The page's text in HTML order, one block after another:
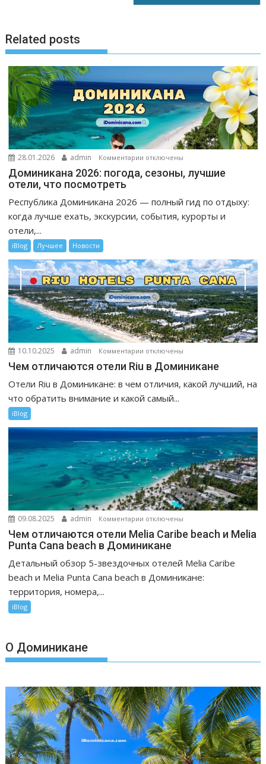
ь
Related posts
28.01.2026 admin Комментарии к
Доминикана
погода,
сезоны,
что
посмотреть
отключены
Доминикана 2026: погода, сезоны, лучшие
отели, что посмотреть
Республика Доминикана 2026 — полный гид по отдыху:
когда лучше ехать, экскурсии, события, курорты и
отели,...
iBlog Лучшее Новости
10.10.2025 admin Комментарии к
записи
Чем
отличаются
отели
в
Доминикане
отключены
Чем отличаются отели Riu в Доминикане
Отели Riu в Доминикане: в чем отличия, какой лучший, на
что обратить внимание и какой самый...
iBlog
09.08.2025 admin Комментарии к
записи
Чем
отели
Melia
Cana
в
Доминикане
отключены
Чем отличаются отели Melia Caribe beach и Melia
Punta Cana beach в Доминикане
Детальный обзор 5-звездочных отелей Melia Caribe
beach и Melia Punta Cana beach в Доминикане:
территория, номера,...
iBlog
О Доминикане